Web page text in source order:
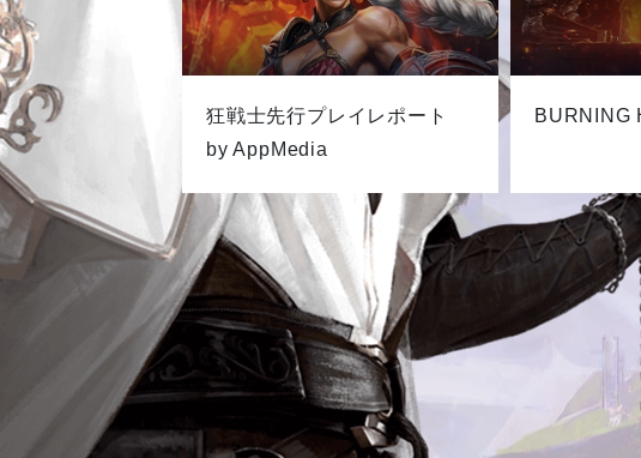
狂戦士先行プレイレポート
by AppMedia
BURNING